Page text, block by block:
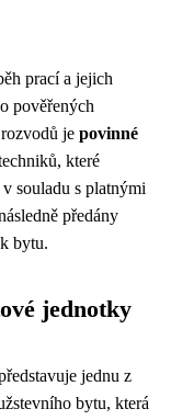
prací a jejich
pověřených
je povinné
které
souladu s platnými
předány
bytu.
jednotky
jednu z
bytu, která